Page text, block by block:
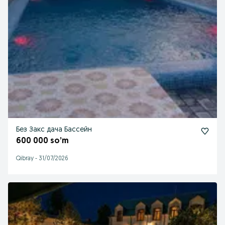
Без Закс дача Бассейн
600 000 so’m
Qibray - 31/07/2026